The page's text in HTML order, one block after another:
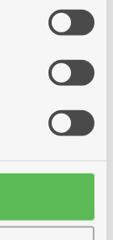
van onze
met andere
jong tot